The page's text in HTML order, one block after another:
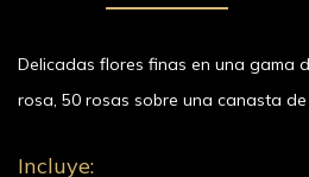
Delicadas flores finas en una gama
rosa, 50 rosas sobre una canasta de
Incluye: